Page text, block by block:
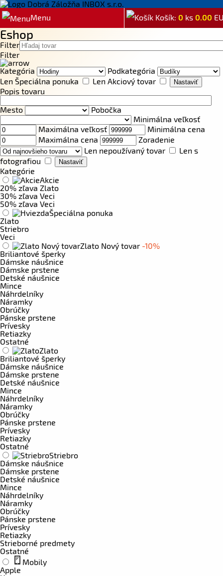
Menu Košík: 0 ks 0.00
Eshop
Filter
Filter
Kategória
Podkategória
Len Špeciálna ponuka
Len Akciový tovar
Popis tovaru
Mesto
Pobočka
Minimálna veľkosť
Maximálna veľkosť
Minimálna cena
Maximálna cena
Zoradenie
Len nepoužívaný tovar
Len s
fotografiou
Kategórie
Akcie
20% zľava Zlato
30% zľava Veci
50% zľava Veci
Špeciálna ponuka
Zlato
Striebro
Veci
Zlato Nový tovar -10%
Briliantové šperky
Dámske náušnice
Dámske prstene
Detské náušnice
Mince
Náhrdelníky
Náramky
Obrúčky
Pánske prstene
Prívesky
Retiazky
Ostatné
Zlato
Briliantové šperky
Dámske náušnice
Dámske prstene
Detské náušnice
Mince
Náhrdelníky
Náramky
Obrúčky
Pánske prstene
Prívesky
Retiazky
Ostatné
Striebro
Dámske náušnice
Dámske prstene
Detské náušnice
Mince
Náhrdelníky
Náramky
Obrúčky
Pánske prstene
Prívesky
Retiazky
Strieborné predmety
Ostatné
Mobily
Apple